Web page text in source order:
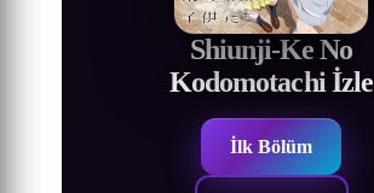
Shiunji-Ke No
Kodomotachi İzle
İlk Bölüm